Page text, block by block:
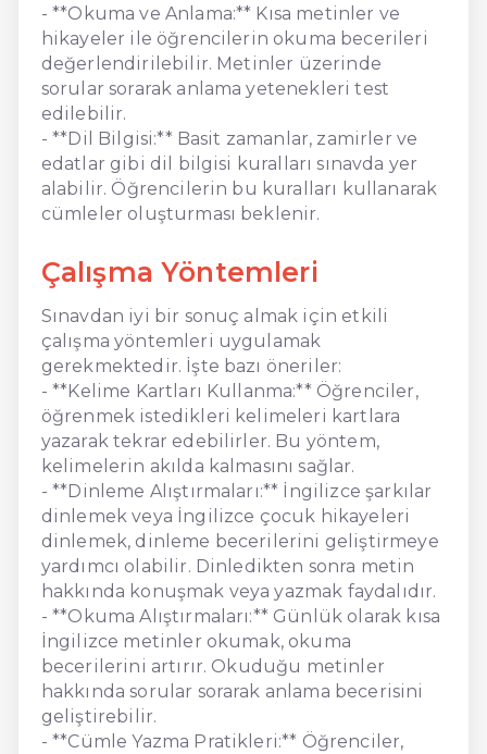
- **Okuma ve Anlama:** Kısa metinler ve
hikayeler ile öğrencilerin okuma becerileri
değerlendirilebilir. Metinler üzerinde
sorular sorarak anlama yetenekleri test
edilebilir.
- **Dil Bilgisi:** Basit zamanlar, zamirler ve
edatlar gibi dil bilgisi kuralları sınavda yer
alabilir. Öğrencilerin bu kuralları kullanarak
cümleler oluşturması beklenir.
Çalışma Yöntemleri
Sınavdan iyi bir sonuç almak için etkili
çalışma yöntemleri uygulamak
gerekmektedir. İşte bazı öneriler:
- **Kelime Kartları Kullanma:** Öğrenciler,
öğrenmek istedikleri kelimeleri kartlara
yazarak tekrar edebilirler. Bu yöntem,
kelimelerin akılda kalmasını sağlar.
- **Dinleme Alıştırmaları:** İngilizce şarkılar
dinlemek veya İngilizce çocuk hikayeleri
dinlemek, dinleme becerilerini geliştirmeye
yardımcı olabilir. Dinledikten sonra metin
hakkında konuşmak veya yazmak faydalıdır.
- **Okuma Alıştırmaları:** Günlük olarak kısa
İngilizce metinler okumak, okuma
becerilerini artırır. Okuduğu metinler
hakkında sorular sorarak anlama becerisini
geliştirebilir.
- **Cümle Yazma Pratikleri:** Öğrenciler,